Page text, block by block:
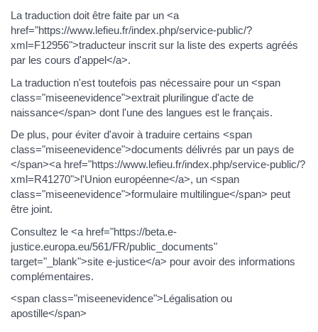
La traduction doit être faite par un <a
href="https://www.lefieu.fr/index.php/service-public/?
xml=F12956">traducteur inscrit sur la liste des experts agréés
par les cours d'appel</a>.
La traduction n'est toutefois pas nécessaire pour un <span
class="miseenevidence">extrait plurilingue d'acte de
naissance</span> dont l'une des langues est le français.
De plus, pour éviter d'avoir à traduire certains <span
class="miseenevidence">documents délivrés par un pays de
</span><a href="https://www.lefieu.fr/index.php/service-public/?
xml=R41270">l'Union européenne</a>, un <span
class="miseenevidence">formulaire multilingue</span> peut
être joint.
Consultez le <a href="https://beta.e-
justice.europa.eu/561/FR/public_documents"
target="_blank">site e-justice</a> pour avoir des informations
complémentaires.
<span class="miseenevidence">Légalisation ou
apostille</span>